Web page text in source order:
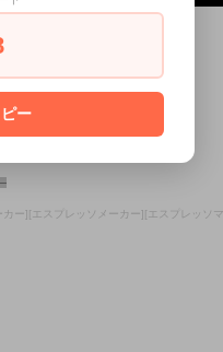
上端外形Φ60,H25mm
ーザー印刷
][エスプレッソメーカー][エスプレッソ
ー